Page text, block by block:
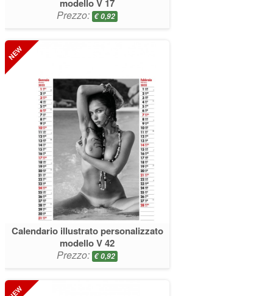
modello V 17
Prezzo: €0,92
Calendario illustrato personalizzato
modello V 42
Prezzo: €0,92